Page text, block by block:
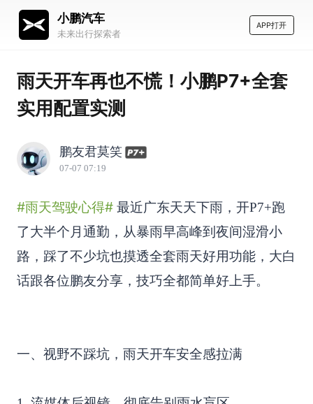
小鹏汽车
未来出行探索者
APP打开
雨天开车再也不慌！小鹏P7+全套
实用配置实测
鹏友君莫笑
07-07 07:19
#雨天驾驶心得#最近广东天天下雨，开P7+跑
了大半个月通勤，从暴雨早高峰到夜间湿滑小
路，踩了不少坑也摸透全套雨天好用功能，大白
话跟各位鹏友分享，技巧全都简单好上手。
一、视野不踩坑，雨天开车安全感拉满